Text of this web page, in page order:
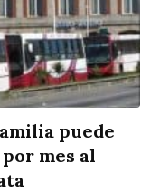
puede
mes al